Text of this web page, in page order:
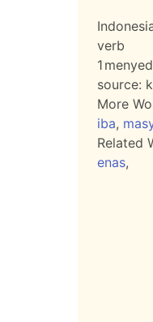
verb
1
source:
More
iba,
Related
enas,